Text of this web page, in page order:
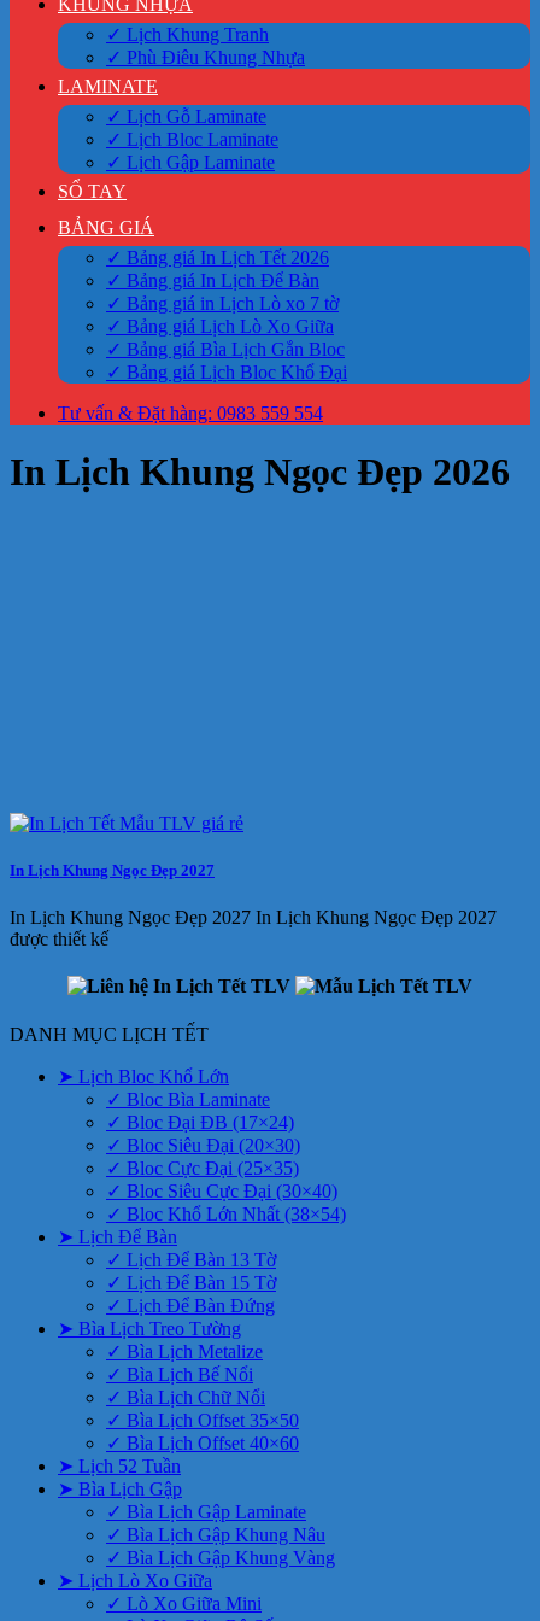
KHUNG NHỰA
✓ Lịch Khung Tranh
✓ Phù Điêu Khung Nhựa
LAMINATE
✓ Lịch Gỗ Laminate
✓ Lịch Bloc Laminate
✓ Lịch Gập Laminate
SỔ TAY
BẢNG GIÁ
✓ Bảng giá In Lịch Tết 2026
✓ Bảng giá In Lịch Để Bàn
✓ Bảng giá in Lịch Lò xo 7 tờ
✓ Bảng giá Lịch Lò Xo Giữa
✓ Bảng giá Bìa Lịch Gắn Bloc
✓ Bảng giá Lịch Bloc Khổ Đại
Tư vấn & Đặt hàng: 0983 559 554
In Lịch Khung Ngọc Đẹp 2026
In Lịch Khung Ngọc Đẹp 2027
In Lịch Khung Ngọc Đẹp 2027 In Lịch Khung Ngọc Đẹp 2027
được thiết kế
DANH MỤC LỊCH TẾT
➤ Lịch Bloc Khổ Lớn
✓ Bloc Bìa Laminate
✓ Bloc Đại ĐB (17×24)
✓ Bloc Siêu Đại (20×30)
✓ Bloc Cực Đại (25×35)
✓ Bloc Siêu Cực Đại (30×40)
✓ Bloc Khổ Lớn Nhất (38×54)
➤ Lịch Để Bàn
✓ Lịch Để Bàn 13 Tờ
✓ Lịch Để Bàn 15 Tờ
✓ Lịch Để Bàn Đứng
➤ Bìa Lịch Treo Tường
✓ Bìa Lịch Metalize
✓ Bìa Lịch Bế Nổi
✓ Bìa Lịch Chữ Nổi
✓ Bìa Lịch Offset 35×50
✓ Bìa Lịch Offset 40×60
➤ Lịch 52 Tuần
➤ Bìa Lịch Gập
✓ Bìa Lịch Gập Laminate
✓ Bìa Lịch Gập Khung Nâu
✓ Bìa Lịch Gập Khung Vàng
➤ Lịch Lò Xo Giữa
✓ Lò Xo Giữa Mini